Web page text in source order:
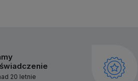
20 letnie